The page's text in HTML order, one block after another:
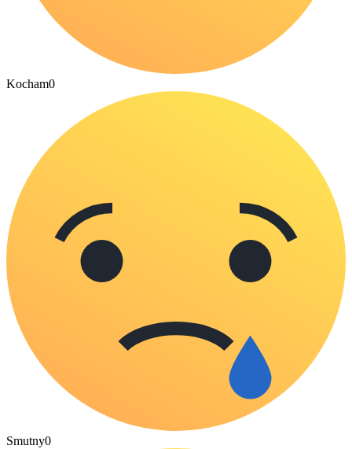
Kocham0
Smutny0